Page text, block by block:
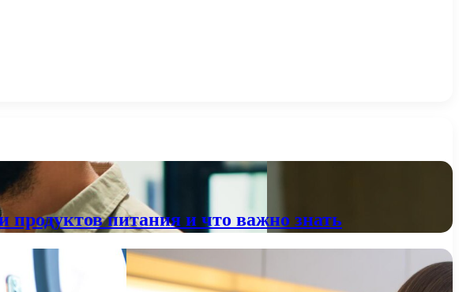
питания и что важно знать